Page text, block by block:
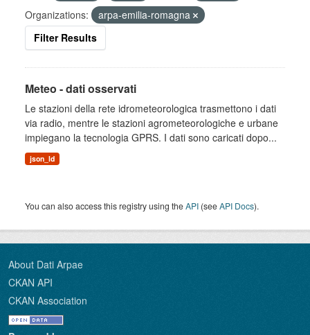
Organizations:
arpa-emilia-romagna
Filter Results
Meteo - dati osservati
Le stazioni della rete idrometeorologica trasmettono i dati
via radio, mentre le stazioni agrometeorologiche e urbane
impiegano la tecnologia GPRS. I dati sono caricati dopo...
json_ld
You can also access this registry using theAPI (seeAPI Docs).
About Dati Arpae
CKAN API
CKAN Association